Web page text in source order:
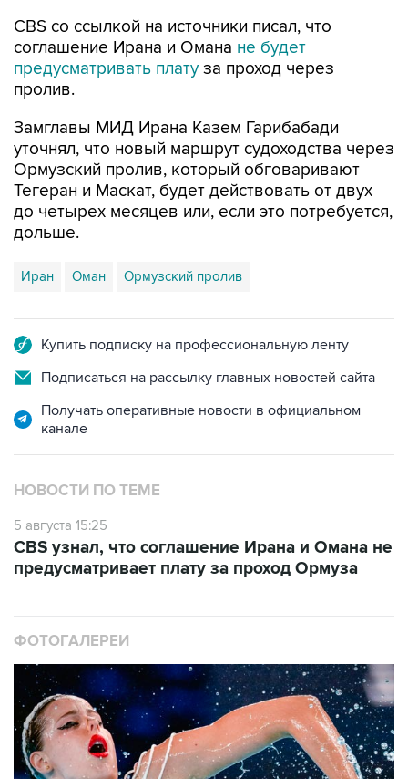
CBS со ссылкой на источники писал, что
соглашение Ирана и Омана не будет
предусматривать плату за проход через
пролив.
Замглавы МИД Ирана Казем Гарибабади
уточнял, что новый маршрут судоходства через
Ормузский пролив, который обговаривают
Тегеран и Маскат, будет действовать от двух
до четырех месяцев или, если это потребуется,
дольше.
Иран Оман Ормузский пролив
Купить подписку на профессиональную ленту
Подписаться на рассылку главных новостей сайта
Получать оперативные новости в официальном
канале
НОВОСТИ ПО ТЕМЕ
5 августа 15:25
CBS узнал, что соглашение Ирана и Омана не
предусматривает плату за проход Ормуза
ФОТОГАЛЕРЕИ